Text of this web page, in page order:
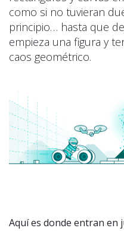
como si no tuvieran
principio… hasta que
empieza una figura y
caos geométrico.
Aquí es donde entran en